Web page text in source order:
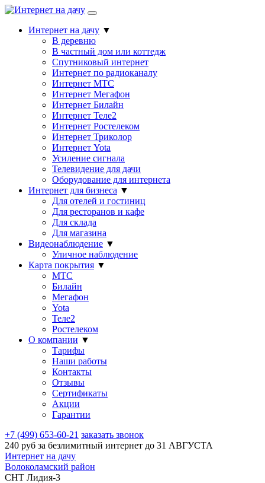
Интернет на дачу ▼
В деревню
В частный дом или коттедж
Спутниковый интернет
Интернет по радиоканалу
Интернет МТС
Интернет Мегафон
Интернет Билайн
Интернет Теле2
Интернет Ростелеком
Интернет Триколор
Интернет Yota
Усиление сигнала
Телевидение для дачи
Оборудование для интернета
Интернет для бизнеса ▼
Для отелей и гостиниц
Для ресторанов и кафе
Для склада
Для магазина
Видеонаблюдение ▼
Уличное наблюдение
Карта покрытия ▼
МТС
Билайн
Мегафон
Yota
Теле2
Ростелеком
О компании ▼
Тарифы
Наши работы
Контакты
Отзывы
Сертификаты
Акции
Гарантии
+7 (499) 653-60-21 заказать звонок
240 руб за безлимитный интернет до 31 АВГУСТА
Интернет на дачу
Волоколамский район
СНТ Лидия-3